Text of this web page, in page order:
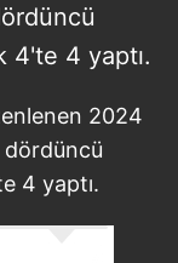
4'te 4 yaptı.
2024
dördüncü
4 yaptı.